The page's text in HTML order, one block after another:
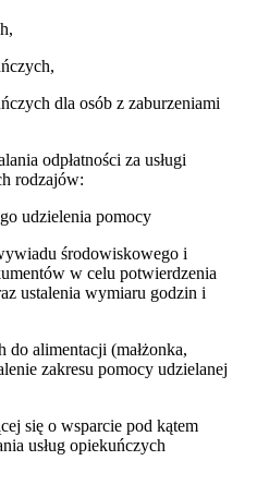
dla osób z zaburzeniami
odpłatności za usługi
rodzajów:
udzielenia pomocy
środowiskowego i
w celu potwierdzenia
ustalenia wymiaru godzin i
alimentacji (małżonka,
zakresu pomocy udzielanej
się o wsparcie pod kątem
usług opiekuńczych